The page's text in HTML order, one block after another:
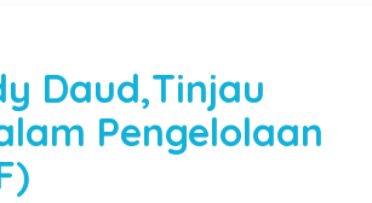
Daud,Tinjau
Pengelolaan